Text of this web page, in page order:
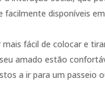
facilmente disponíveis em
fácil de colocar e
amado estão
a ir para um passeio